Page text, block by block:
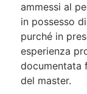
ammessi al
in possesso
purché in
esperienza
documentata
del master.